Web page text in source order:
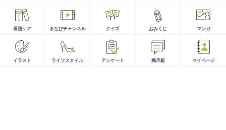
看護ケア まなびチャンネル クイズ おみくじ マンガ
イラスト ライフスタイル アンケート 掲示板 マイページ